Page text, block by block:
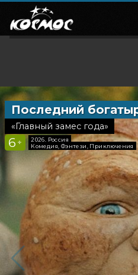
Последний
«Главный замес года»
6 +
2026, Россия
Комедия, Фэнтези, Приключения